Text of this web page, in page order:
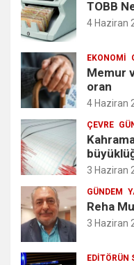
TOBB
4 Haziran
EKONOMI
Memur
oran
4 Haziran
ÇEVRE
3 Haziran
GÜNDEM
Reha
3 Haziran
EDITÖRÜN